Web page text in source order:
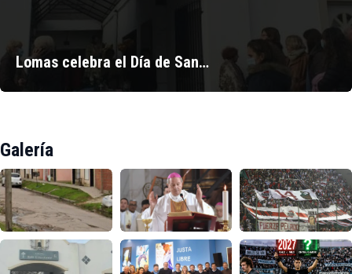
Lomas celebra el Día de San…
Galería